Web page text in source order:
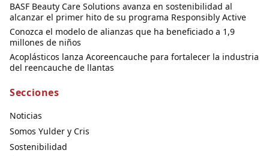
BASF Beauty Care Solutions avanza en sostenibilidad al
alcanzar el primer hito de su programa Responsibly Active
Conozca el modelo de alianzas que ha beneficiado a 1,9
millones de niños
Acoplásticos lanza Acoreencauche para fortalecer la industria
del reencauche de llantas
Secciones
Noticias
Somos Yulder y Cris
Sostenibilidad